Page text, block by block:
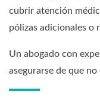
cubrir atención
pólizas adicionales o
Un abogado con
asegurarse de que